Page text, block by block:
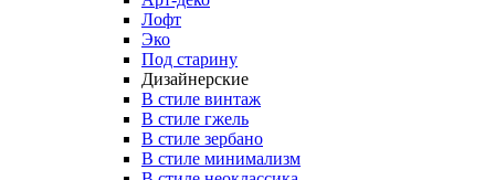
Лофт
Эко
Под старину
Дизайнерские
В стиле винтаж
В стиле гжель
В стиле зербано
В стиле минимализм